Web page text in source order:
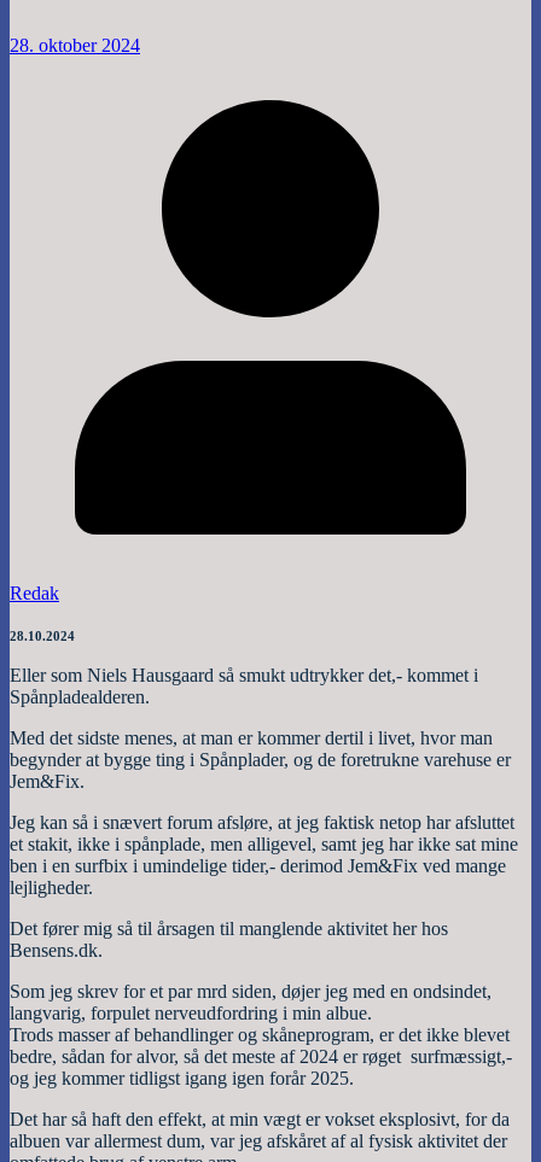
28. oktober 2024
Redak
28.10.2024
Eller som Niels Hausgaard så smukt udtrykker det,- kommet i
Spånpladealderen.
Med det sidste menes, at man er kommer dertil i livet, hvor man
begynder at bygge ting i Spånplader, og de foretrukne varehuse er
Jem&Fix.
Jeg kan så i snævert forum afsløre, at jeg faktisk netop har afsluttet
et stakit, ikke i spånplade, men alligevel, samt jeg har ikke sat mine
ben i en surfbix i umindelige tider,- derimod Jem&Fix ved mange
lejligheder.
Det fører mig så til årsagen til manglende aktivitet her hos
Bensens.dk.
Som jeg skrev for et par mrd siden, døjer jeg med en ondsindet,
langvarig, forpulet nerveudfordring i min albue.
Trods masser af behandlinger og skåneprogram, er det ikke blevet
bedre, sådan for alvor, så det meste af 2024 er røget surfmæssigt,-
og jeg kommer tidligst igang igen forår 2025.
Det har så haft den effekt, at min vægt er vokset eksplosivt, for da
albuen var allermest dum, var jeg afskåret af al fysisk aktivitet der